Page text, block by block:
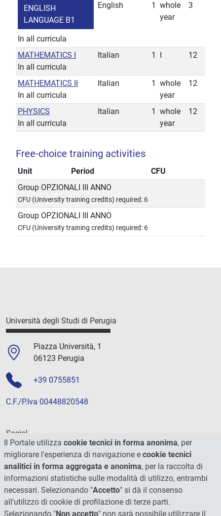
ENGLISH
LANGUAGE B1
In all curricula
English 1
whole
year
3
MATHEMATICS I
In all curricula
Italian 1 12
MATHEMATICS II
In all curricula
Italian 1
whole
year
12
PHYSICS
In all curricula
Italian 1
whole
year
12
Free-choice training activities
Unit Period
CFU
Group OPZIONALI III ANNO
CFU (University training credits) required: 6
Group OPZIONALI III ANNO
CFU (University training credits) required: 6
Università degli Studi di Perugia
Piazza Università, 1
06123 Perugia
+39 0755851
C.F./P.Iva 00448820548
Social
Il Portale utilizza cookie tecnici in forma anonima, per
migliorare l'esperienza di navigazione e cookie tecnici
analitici in forma aggregata e anonima, per la raccolta di
informazioni statistiche sulle modalità di utilizzo, entrambi
necessari. Selezionando "Accetto" si dà il consenso
all'utilizzo di cookie di profilazione di terze parti.
Selezionando "Non accetto" non sarà possibile utilizzare il